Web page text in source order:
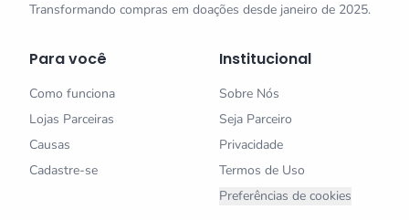
Transformando compras em doações desde janeiro de 2025.
Para você
Como funciona
Lojas Parceiras
Causas
Cadastre-se
Institucional
Sobre Nós
Seja Parceiro
Privacidade
Termos de Uso
Preferências de cookies